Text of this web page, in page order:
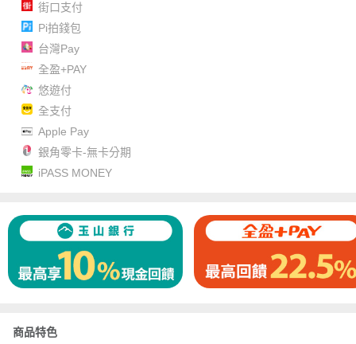
街口支付
Pi拍錢包
台灣Pay
全盈+PAY
悠遊付
全支付
Apple Pay
銀角零卡-無卡分期
iPASS MONEY
商品特色